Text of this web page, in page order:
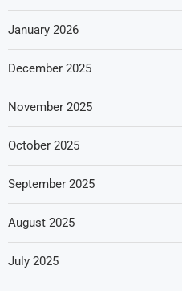
January 2026
December 2025
November 2025
October 2025
September 2025
August 2025
July 2025